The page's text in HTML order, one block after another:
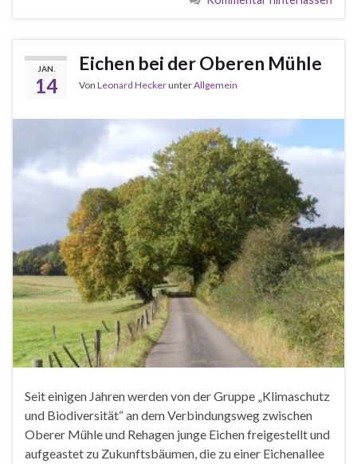
JAN.
14
Eichen bei der Oberen Mühle
Von Leonard HeckerunterAllgemein
Seit einigen Jahren werden von der Gruppe „Klimaschutz
und Biodiversität“ an dem Verbindungsweg zwischen
Oberer Mühle und Rehagen junge Eichen freigestellt und
aufgeastet zu Zukunftsbäumen, die zu einer Eichenallee